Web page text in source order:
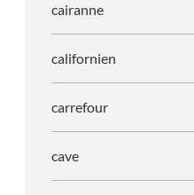
cairanne
californien
carrefour
cave